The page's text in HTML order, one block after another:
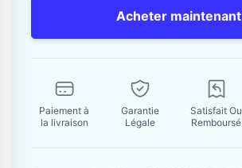
Acheter maintenant
Paiement à
la livraison
Garantie
Légale
Satisfait Ou
Remboursé